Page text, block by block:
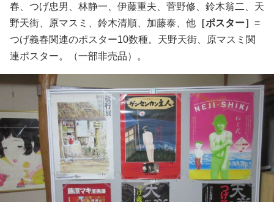
春、つげ忠男、林静一、伊藤重夫、菅野修、鈴木翁二、天
野天街、原マスミ、鈴木清順、加藤泰、他 ［ポスター］ =
つげ義春関連のポスター10数種。天野天街、原マスミ関
連ポスター。（一部非売品）。